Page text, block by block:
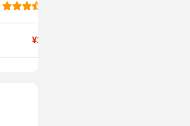
¥264